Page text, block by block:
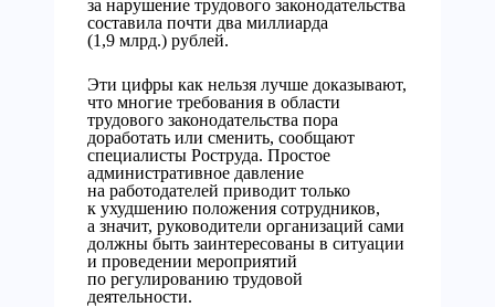
за нарушение трудового законодательства
составила почти два миллиарда
(1,9 млрд.) рублей.
Эти цифры как нельзя лучше доказывают,
что многие требования в области
трудового законодательства пора
доработать или сменить, сообщают
специалисты Роструда. Простое
административное давление
на работодателей приводит только
к ухудшению положения сотрудников,
а значит, руководители организаций сами
должны быть заинтересованы в ситуации
и проведении мероприятий
по регулированию трудовой
деятельности.